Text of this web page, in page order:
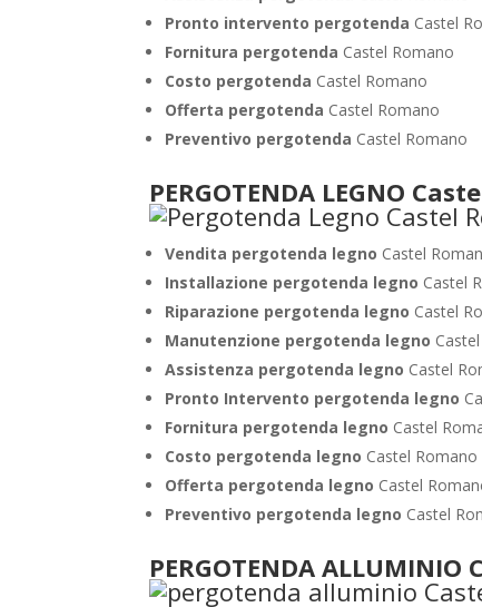
Pronto intervento pergotenda Castel
Fornitura pergotenda Castel Romano
Costo pergotenda Castel Romano
Offerta pergotenda Castel Romano
Preventivo pergotenda Castel Romano
PERGOTENDA LEGNO
Vendita pergotenda legno Castel
Installazione pergotenda legno Castel
Riparazione pergotenda legno Castel
Manutenzione pergotenda legno
Assistenza pergotenda legno Castel
Pronto Intervento pergotenda legno
Fornitura pergotenda legno Castel
Costo pergotenda legno Castel Romano
Offerta pergotenda legno Castel
Preventivo pergotenda legno Castel
PERGOTENDA